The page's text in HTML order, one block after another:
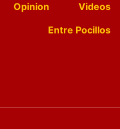
Opinion
Videos
Entre Pocillos